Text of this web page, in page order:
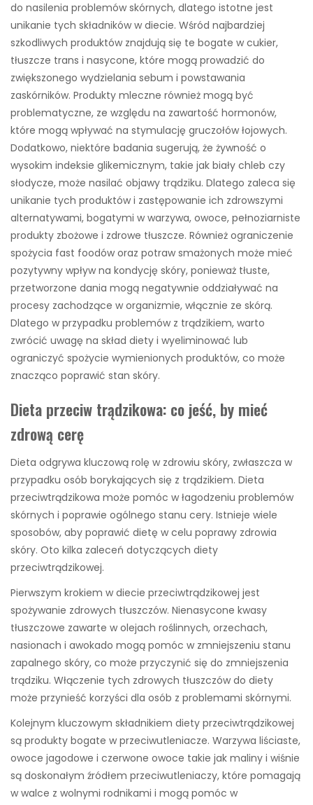
do nasilenia problemów skórnych, dlatego istotne jest
unikanie tych składników w diecie. Wśród najbardziej
szkodliwych produktów znajdują się te bogate w cukier,
tłuszcze trans i nasycone, które mogą prowadzić do
zwiększonego wydzielania sebum i powstawania
zaskórników. Produkty mleczne również mogą być
problematyczne, ze względu na zawartość hormonów,
które mogą wpływać na stymulację gruczołów łojowych.
Dodatkowo, niektóre badania sugerują, że żywność o
wysokim indeksie glikemicznym, takie jak biały chleb czy
słodycze, może nasilać objawy trądziku. Dlatego zaleca się
unikanie tych produktów i zastępowanie ich zdrowszymi
alternatywami, bogatymi w warzywa, owoce, pełnoziarniste
produkty zbożowe i zdrowe tłuszcze. Również ograniczenie
spożycia fast foodów oraz potraw smażonych może mieć
pozytywny wpływ na kondycję skóry, ponieważ tłuste,
przetworzone dania mogą negatywnie oddziaływać na
procesy zachodzące w organizmie, włącznie ze skórą.
Dlatego w przypadku problemów z trądzikiem, warto
zwrócić uwagę na skład diety i wyeliminować lub
ograniczyć spożycie wymienionych produktów, co może
znacząco poprawić stan skóry.
Dieta przeciw trądzikowa: co jeść, by mieć
zdrową cerę
Dieta odgrywa kluczową rolę w zdrowiu skóry, zwłaszcza w
przypadku osób borykających się z trądzikiem. Dieta
przeciwtrądzikowa może pomóc w łagodzeniu problemów
skórnych i poprawie ogólnego stanu cery. Istnieje wiele
sposobów, aby poprawić dietę w celu poprawy zdrowia
skóry. Oto kilka zaleceń dotyczących diety
przeciwtrądzikowej.
Pierwszym krokiem w diecie przeciwtrądzikowej jest
spożywanie zdrowych tłuszczów. Nienasycone kwasy
tłuszczowe zawarte w olejach roślinnych, orzechach,
nasionach i awokado mogą pomóc w zmniejszeniu stanu
zapalnego skóry, co może przyczynić się do zmniejszenia
trądziku. Włączenie tych zdrowych tłuszczów do diety
może przynieść korzyści dla osób z problemami skórnymi.
Kolejnym kluczowym składnikiem diety przeciwtrądzikowej
są produkty bogate w przeciwutleniacze. Warzywa liściaste,
owoce jagodowe i czerwone owoce takie jak maliny i wiśnie
są doskonałym źródłem przeciwutleniaczy, które pomagają
w walce z wolnymi rodnikami i mogą pomóc w